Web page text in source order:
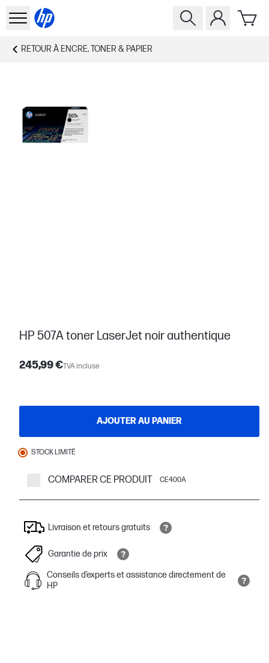
RETOUR À ENCRE, TONER & PAPIER
HP 507A toner LaserJet noir authentique
245,99 €TVA incluse
AJOUTER AU PANIER
STOCK LIMITÉ
COMPARER CE PRODUIT CE400A
Livraison et retours gratuits
Garantie de prix
Conseils d’experts et assistance directement de
HP